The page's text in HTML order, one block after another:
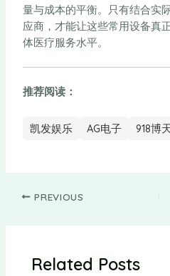
量与成本的平衡。只有结合实
应商，才能让这些常用设备真
体医疗服务水平。
推荐阅读：
凯发娱乐 AG电子 918博
PREVIOUS
Related Posts